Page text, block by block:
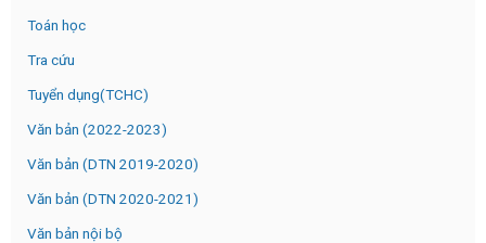
Toán học
Tra cứu
Tuyển dụng(TCHC)
Văn bản (2022-2023)
Văn bản (DTN 2019-2020)
Văn bản (DTN 2020-2021)
Văn bản nội bộ